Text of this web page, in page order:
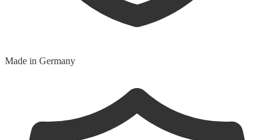
Made in Germany